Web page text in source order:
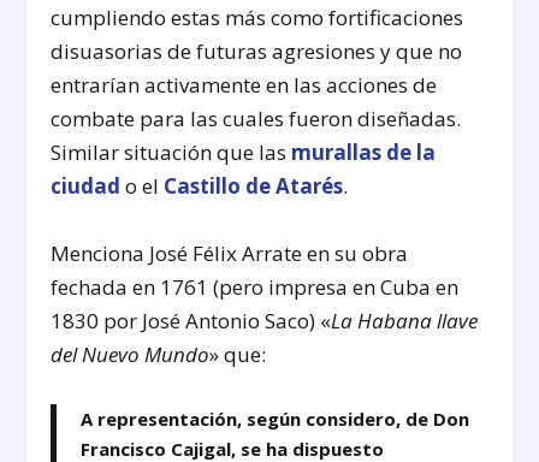
cumpliendo estas más como fortificaciones
disuasorias de futuras agresiones y que no
entrarían activamente en las acciones de
combate para las cuales fueron diseñadas.
Similar situación que las murallas de la
ciudad o el Castillo de Atarés.
Menciona José Félix Arrate en su obra
fechada en 1761 (pero impresa en Cuba en
1830 por José Antonio Saco) «La Habana llave
del Nuevo Mundo» que:
A representación, según considero, de Don
Francisco Cajigal, se ha dispuesto